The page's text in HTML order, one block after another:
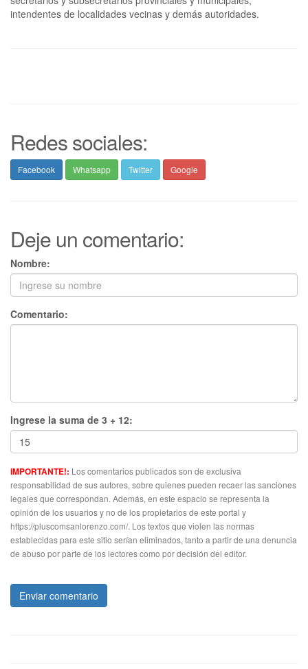
intendentes de localidades vecinas y demás autoridades.
Redes sociales:
Facebook Whatsapp Twitter Google
Deje un comentario:
Nombre:
Comentario:
Ingrese la suma de 3 + 12:
IMPORTANTE!: Los comentarios publicados son de exclusiva
responsabilidad de sus autores, sobre quienes pueden recaer las sanciones
legales que correspondan. Además, en este espacio se representa la
opinión de los usuarios y no de los propietarios de este portal y
https://pluscomsanlorenzo.com/. Los textos que violen las normas
establecidas para este sitio serían eliminados, tanto a partir de una denuncia
de abuso por parte de los lectores como por decisión del editor.
Enviar comentario